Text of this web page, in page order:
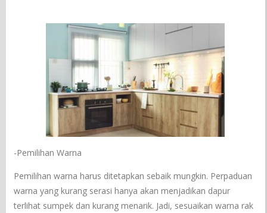
-Pemilihan Warna
Pemilihan warna harus ditetapkan sebaik mungkin. Perpaduan
warna yang kurang serasi hanya akan menjadikan dapur
terlihat sumpek dan kurang menarik. Jadi, sesuaikan warna rak